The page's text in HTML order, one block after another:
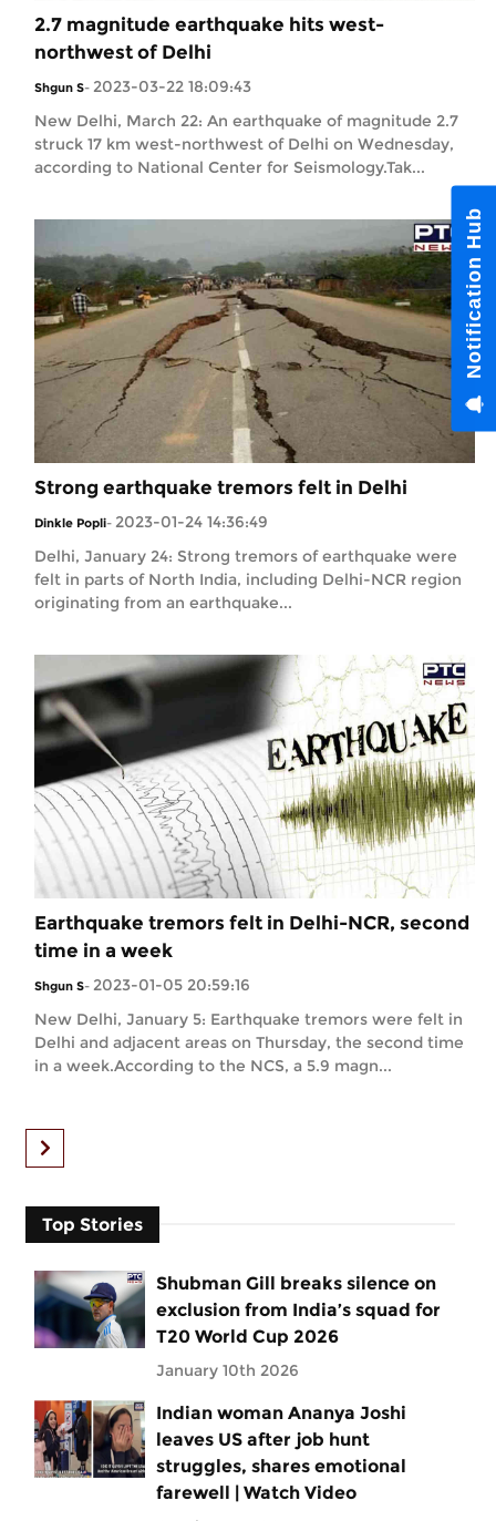
2.7 magnitude earthquake hits west-
northwest of Delhi
Shgun S- 2023-03-22 18:09:43
New Delhi, March 22: An earthquake of magnitude 2.7
struck 17 km west-northwest of Delhi on Wednesday,
according to National Center for Seismology.Tak...
Strong earthquake tremors felt in Delhi
Dinkle Popli- 2023-01-24 14:36:49
Delhi, January 24: Strong tremors of earthquake were
felt in parts of North India, including Delhi-NCR region
originating from an earthquake...
Earthquake tremors felt in Delhi-NCR, second
time in a week
Shgun S- 2023-01-05 20:59:16
New Delhi, January 5: Earthquake tremors were felt in
Delhi and adjacent areas on Thursday, the second time
in a week.According to the NCS, a 5.9 magn...
Top Stories
Shubman Gill breaks silence on
exclusion from India’s squad for
T20 World Cup 2026
January 10th 2026
Indian woman Ananya Joshi
leaves US after job hunt
struggles, shares emotional
farewell | Watch Video